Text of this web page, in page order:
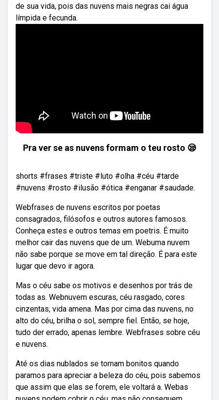
de sua vida, pois das nuvens mais negras cai água
límpida e fecunda.
Pra ver se as nuvens formam o teu rosto 😪
shorts #frases #triste #luto #olha #céu #tarde
#nuvens #rosto #ilusão #ótica #enganar #saudade.
Webfrases de nuvens escritos por poetas
consagrados, filósofos e outros autores famosos.
Conheça estes e outros temas em poetris. É muito
melhor cair das nuvens que de um. Webuma nuvem
não sabe porque se move em tal direção. É para este
lugar que devo ir agora.
Mas o céu sabe os motivos e desenhos por trás de
todas as. Webnuvem escuras, céu rasgado, cores
cinzentas, vida amena. Mas por cima das nuvens, no
alto do céu, brilha o sol, sempre fiel. Então, se hoje,
tudo der errado, apenas lembre. Webfrases sobre céu
e nuvens.
Até os dias nublados se tornam bonitos quando
paramos para apreciar a beleza do céu, pois sabemos
que assim que elas se forem, ele voltará a. Webas